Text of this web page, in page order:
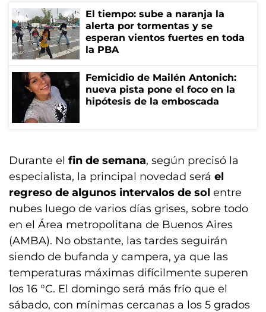
El tiempo: sube a naranja la
alerta por tormentas y se
esperan vientos fuertes en toda
la PBA
Femicidio de Mailén Antonich:
nueva pista pone el foco en la
hipótesis de la emboscada
Durante el fin de semana, según precisó la
especialista, la principal novedad será el
regreso de algunos intervalos de sol entre
nubes luego de varios días grises, sobre todo
en el Área metropolitana de Buenos Aires
(AMBA). No obstante, las tardes seguirán
siendo de bufanda y campera, ya que las
temperaturas máximas difícilmente superen
los 16 °C. El domingo será más frío que el
sábado, con mínimas cercanas a los 5 grados